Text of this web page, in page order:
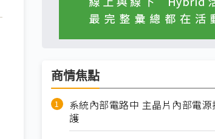
商情焦點
系統內部電路中 主晶片內部電源
護